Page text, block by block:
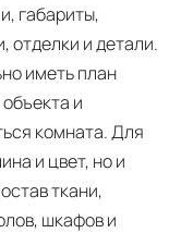
габариты,
отделки и детали.
иметь план
и
комната. Для
и цвет, но и
ткани,
шкафов и